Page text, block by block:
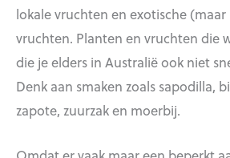
lokale vruchten en exotische
vruchten. Planten en vruchten die
die je elders in Australië ook niet
Denk aan smaken zoals sapodilla,
zapote, zuurzak en moerbij.